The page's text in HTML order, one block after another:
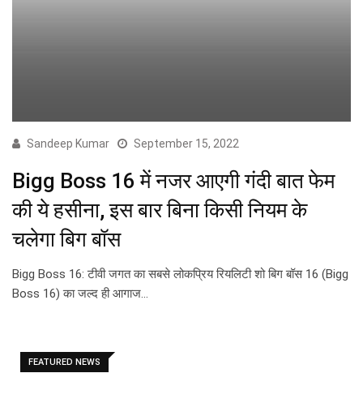
Sandeep Kumar September 15, 2022
Bigg Boss 16 में नजर आएगी गंदी बात फेम
की ये हसीना, इस बार बिना किसी नियम के
चलेगा बिग बॉस
Bigg Boss 16: टीवी जगत का सबसे लोकप्रिय रियलिटी शो बिग बॉस 16 (Bigg
Boss 16) का जल्द ही आगाज…
FEATURED NEWS